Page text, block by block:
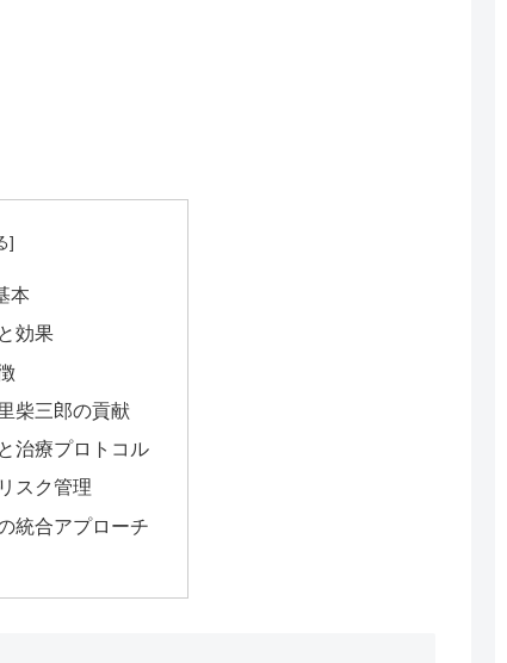
本
効果
柴三郎の貢献
治療プロトコル
スク管理
統合アプローチ